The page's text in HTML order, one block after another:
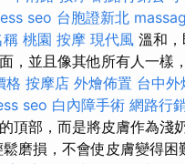
seo 台胞證新北
稱 桃園 按摩 現代風 溫和
，並且像其他所有人一樣
格 按摩店 外燴佈置 台中外
seo 白內障手術 網路行
頂部，而是將皮膚作為淺
磨損，不會使皮膚變得